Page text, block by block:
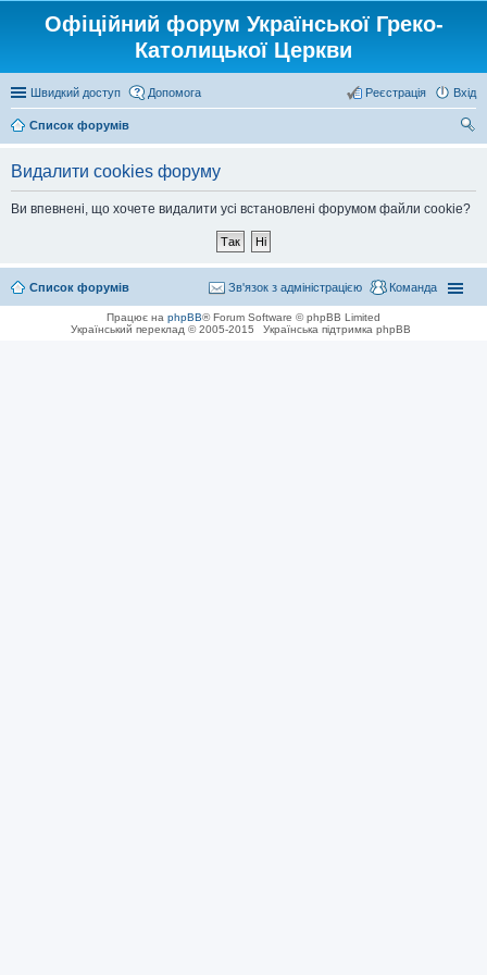
Офіційний форум Української Греко-
Католицької Церкви
Швидкий доступ Допомога Вхід
Реєстрація
Список форумів
Видалити cookies форуму
Ви впевнені, що хочете видалити усі встановлені форумом файли cookie?
Список форумів Команда
Зв'язок з адміністрацією
Працює на phpBB® Forum Software © phpBB Limited
Український переклад © 2005-2015
Українська підтримка phpBB